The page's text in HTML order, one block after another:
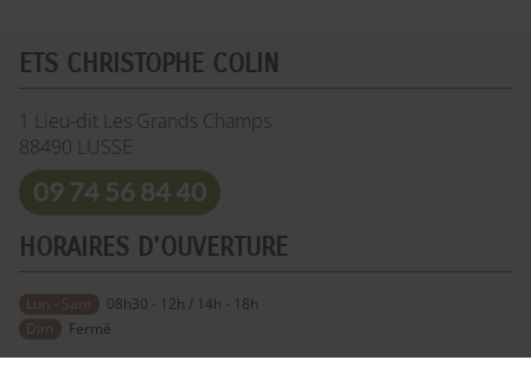
ETS CHRISTOPHE COLIN
1 Lieu-dit Les Grands Champs
88490 LUSSE
09 74 56 84 40
HORAIRES D'OUVERTURE
Lun - Sam
08h30 - 12h / 14h - 18h
Dim
Fermé